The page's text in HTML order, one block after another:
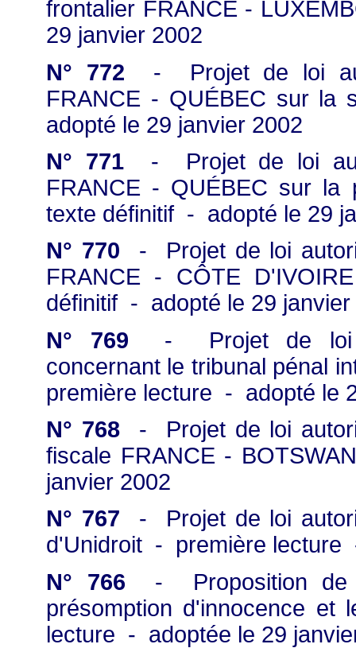
frontalier FRANCE -
29 janvier 2002
N° 772 - Projet de loi
FRANCE - QUÉBEC sur
adopté le 29 janvier 2002
N° 771- Projet de loi
FRANCE - QUÉBEC sur
texte définitif - adopté le 29
N° 770 - Projet de loi
FRANCE - CÔTE
définitif - adopté le 29 janvier
N° 769 - Projet de loi
concernant le tribunal pénal
première lecture - adopté le
N° 768- Projet de loi
fiscale FRANCE -
janvier 2002
N° 767 - Projet de loi
d'Unidroit - première lecture
N° 766 - Proposition de
présomption d'innocence
lecture - adoptée le 29